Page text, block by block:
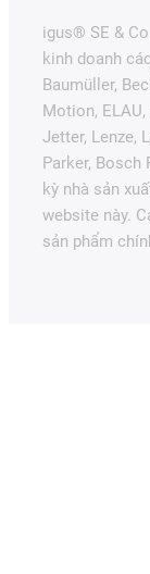
igus® SE &
kinh doanh
Baumüller,
Motion, ELAU,
Jetter, Lenze,
Parker, Bosch
kỳ nhà sản
website này.
sản phẩm